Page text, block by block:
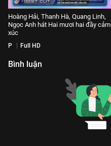
Hoàng Hải, Thanh Hà, Quang Linh,
Ngọc Anh hát Hai mươi hai đầy cảm
xúc
P Full HD
Bình luận